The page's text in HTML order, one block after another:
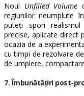
Noul Unfilled Volume
regiunilor neumplute
puteți spori
precise, aplicate direct
ocazia de a
cu timpi de rezolvare
de umplere,
7. Îmbunătățiri post-